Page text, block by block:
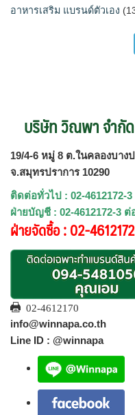
อาหารเสริม แบรนด์ตัวเอง
บริษัท วิณพา จำกัด
19/4-6 หมู่ 8 ต.ในคลองบาง
จ.สมุทรปราการ 10290
ติดต่อทั่วไป : 02-4612172-3
ฝ่ายบัญชี : 02-4612172-3 ต่
ฝ่ายจัดซื้อ : 02-
02-4612170
info@winnapa.co.th
Line ID : @winnapa